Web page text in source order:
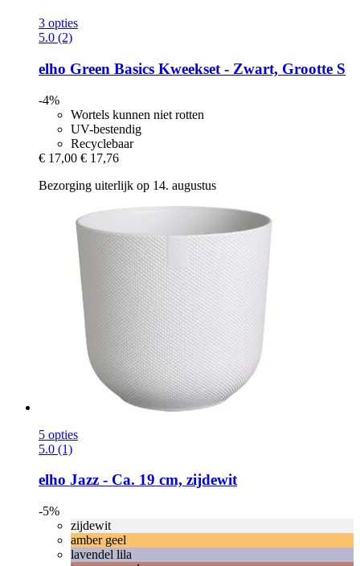
3 opties
5.0 (2)
elho Green Basics Kweekset -​ Zwart, Grootte S
-4%
Wortels kunnen niet rotten
UV-bestendig
Recyclebaar
€ 17,00 € 17,76
Bezorging uiterlijk op 14. augustus
5 opties
5.0 (1)
elho Jazz -​ Ca. 19 cm, zijdewit
-5%
zijdewit
amber geel
lavendel lila